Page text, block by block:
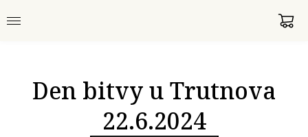
Den bitvy u Trutnova
22.6.2024